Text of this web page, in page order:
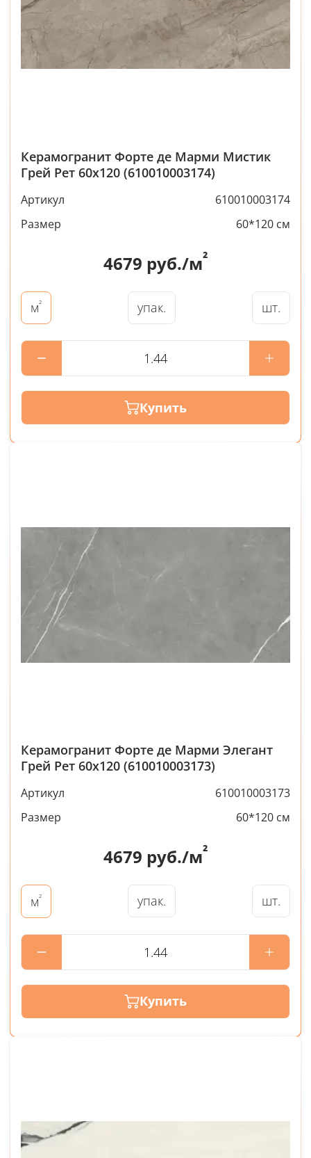
Керамогранит Форте де Марми Мистик
Грей Рет 60x120 (610010003174)
Артикул
610010003174
Размер
60*120 см
4679 руб./м²
м² упак. шт.
Купить
Керамогранит Форте де Марми Элегант
Грей Рет 60x120 (610010003173)
Артикул
610010003173
Размер
60*120 см
4679 руб./м²
м² упак. шт.
Купить